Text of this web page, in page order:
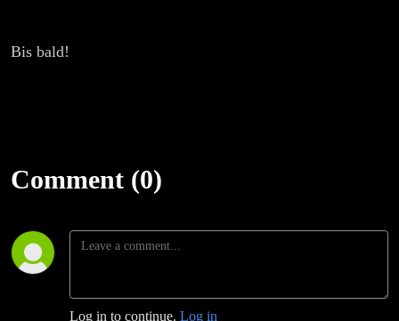
Bis bald!
Comment (0)
Log in to continue. Log in